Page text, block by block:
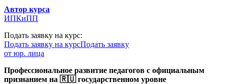
Автор курса
ИПКиПП
Подать заявку на курс:
Подать заявку на курсПодать заявку
от юр. лица
Профессиональное развитие педагогов с официальным
признанием на 🇷🇺 государственном уровне